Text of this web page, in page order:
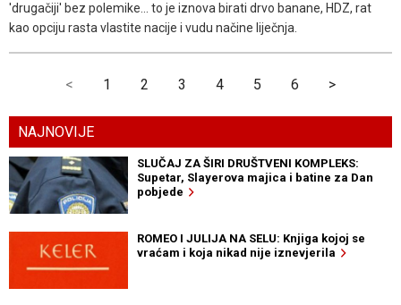
'drugačiji' bez polemike... to je iznova birati drvo banane, HDZ, rat
kao opciju rasta vlastite nacije i vudu načine liječnja.
< 1 2 3 4 5 6 >
NAJNOVIJE
SLUČAJ ZA ŠIRI DRUŠTVENI KOMPLEKS:
Supetar, Slayerova majica i batine za Dan
pobjede
ROMEO I JULIJA NA SELU: Knjiga kojoj se
vraćam i koja nikad nije iznevjerila